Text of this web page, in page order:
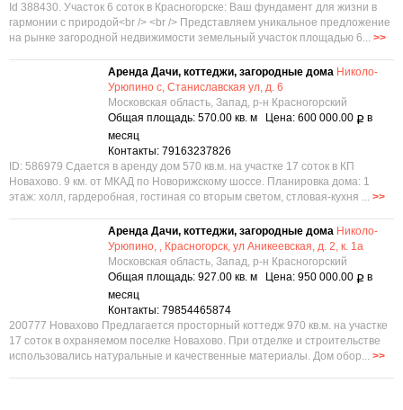
Id 388430. Участок 6 соток в Красногорске: Ваш фундамент для жизни в
гармонии с природой<br /> <br /> Представляем уникальное предложение
на рынке загородной недвижимости земельный участок площадью 6... >>
Аренда Дачи, коттеджи, загородные дома Николо-
Урюпино с, Станиславская ул, д. 6
Московская область, Запад, р-н Красногорский
Общая площадь: 570.00 кв. м Цена: 600 000.00 Р в
месяц
Контакты: 79163237826
ID: 586979 Сдается в аренду дом 570 кв.м. на участке 17 соток в КП
Новахово. 9 км. от МКАД по Новорижскому шоссе. Планировка дома: 1
этаж: холл, гардеробная, гостиная со вторым светом, стловая-кухня ... >>
Аренда Дачи, коттеджи, загородные дома Николо-
Урюпино, , Красногорск, ул Аникеевская, д. 2, к. 1а
Московская область, Запад, р-н Красногорский
Общая площадь: 927.00 кв. м Цена: 950 000.00 Р в
месяц
Контакты: 79854465874
200777 Новахово Предлагается просторный коттедж 970 кв.м. на участке
17 соток в охраняемом поселке Новахово. При отделке и строительстве
использовались натуральные и качественные материалы. Дом обор... >>